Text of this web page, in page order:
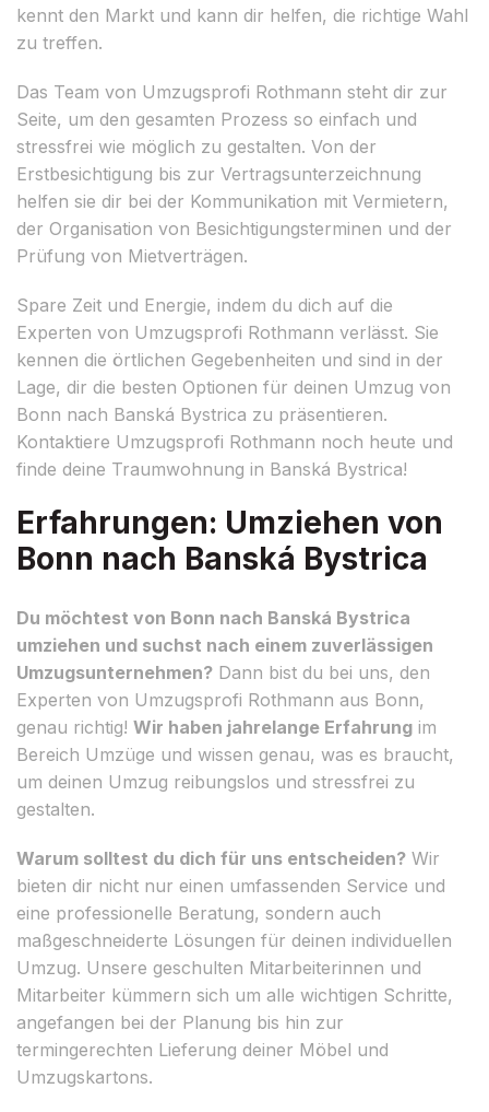
kennt den Markt und kann dir helfen, die richtige Wahl
zu treffen.
Das Team von Umzugsprofi Rothmann steht dir zur
Seite, um den gesamten Prozess so einfach und
stressfrei wie möglich zu gestalten. Von der
Erstbesichtigung bis zur Vertragsunterzeichnung
helfen sie dir bei der Kommunikation mit Vermietern,
der Organisation von Besichtigungsterminen und der
Prüfung von Mietverträgen.
Spare Zeit und Energie, indem du dich auf die
Experten von Umzugsprofi Rothmann verlässt. Sie
kennen die örtlichen Gegebenheiten und sind in der
Lage, dir die besten Optionen für deinen Umzug von
Bonn nach Banská Bystrica zu präsentieren.
Kontaktiere Umzugsprofi Rothmann noch heute und
finde deine Traumwohnung in Banská Bystrica!
Erfahrungen: Umziehen von
Bonn nach Banská Bystrica
Du möchtest von Bonn nach Banská Bystrica
umziehen und suchst nach einem zuverlässigen
Umzugsunternehmen? Dann bist du bei uns, den
Experten von Umzugsprofi Rothmann aus Bonn,
genau richtig! Wir haben jahrelange Erfahrung im
Bereich Umzüge und wissen genau, was es braucht,
um deinen Umzug reibungslos und stressfrei zu
gestalten.
Warum solltest du dich für uns entscheiden? Wir
bieten dir nicht nur einen umfassenden Service und
eine professionelle Beratung, sondern auch
maßgeschneiderte Lösungen für deinen individuellen
Umzug. Unsere geschulten Mitarbeiterinnen und
Mitarbeiter kümmern sich um alle wichtigen Schritte,
angefangen bei der Planung bis hin zur
termingerechten Lieferung deiner Möbel und
Umzugskartons.